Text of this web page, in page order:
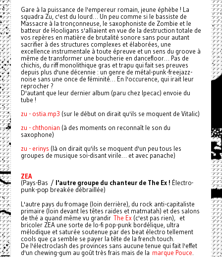
Gare à la puissance de l'empereur romain, jeune éphèbe ! La
squadra Zu, c'est du lourd… Un peu comme si le bassiste de
Massacre à la tronçonneuse, le saxophoniste de Zombie et le
batteur de Hooligans s'alliaient en vue de la destruction totale de
vos repères en matière de brutalité sonore sans pour autant
sacrifier à des structures complexes et élaborées, une
excellence instrumentale à toute épreuve et un sens du groove à
même de transformer une boucherie en dancefloor… Pas de
chichis, du riff monolithique gras et trapu qui fait ses preuves
depuis plus d'une décennie : un genre de métal-punk-freejazz-
noise sans une once de féminité… En l'occurence, qui irait leur
reprocher ?
D'autant que leur dernier album (paru chez Ipecac) envoie du
tube !
zu - ostia.mp3 (sur le début on dirait qu'ils se moquent de Vitalic)
zu - chthonian (à des moments on reconnaît le son du
saxophone)
zu - erinys (là on dirait qu'ils se moquent d'un peu tous les
groupes de musique soi-disant virile… et avec panache)
ZEA
(Pays-Bas / l'autre groupe du chanteur de The Ex ! Électro-
punk-pop breakée débraillée)
L'autre pays du fromage (loin derrière), du rock anti-capitaliste
primaire (loin devant les têtes raides et matmatah) et des salons
de thé a quand même vu grandir The Ex (c'est pas rien), et
bricoler ZEA une sorte de lo-fi pop-punk bordélique, ultra
mélodique et saturée soutenue par des beat électro tellement
cools que ça semble se payer la tête de la french touch.
De l'électroclash des provinces sans aucune tenue qui fait l'effet
d'un chewing-gum au goût très frais mais de la marque Pouce